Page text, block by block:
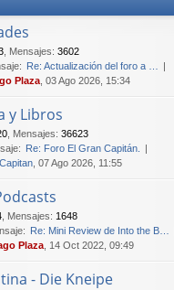
Mensajes: 3602
Re: Actualización del foro a …
Plaza , 03 Ago 2026, 15:34
y Libros
Mensajes: 36623
Re: Foro El Gran Capitán.
, 07 Ago 2026, 11:55
Mensajes: 1648
Re: Mini Review de Into the B…
Plaza , 14 Oct 2022, 09:49
- Die Kneipe